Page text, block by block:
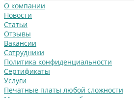
О компании
Новости
Статьи
Отзывы
Вакансии
Сотрудники
Политика конфиденциальности
Сертификаты
Услуги
Печатные платы любой сложности